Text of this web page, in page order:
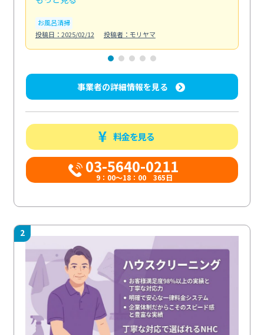
お風呂清掃
投稿日：2025/02/12
投稿者：モリヤマ
事業者の詳細情報を見る
料金を見る
03-5640-0211
9：00～18：00 365日
2